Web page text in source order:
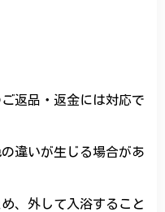
返品・返金には対応で
違いが生じる場合があ
、外して入浴すること